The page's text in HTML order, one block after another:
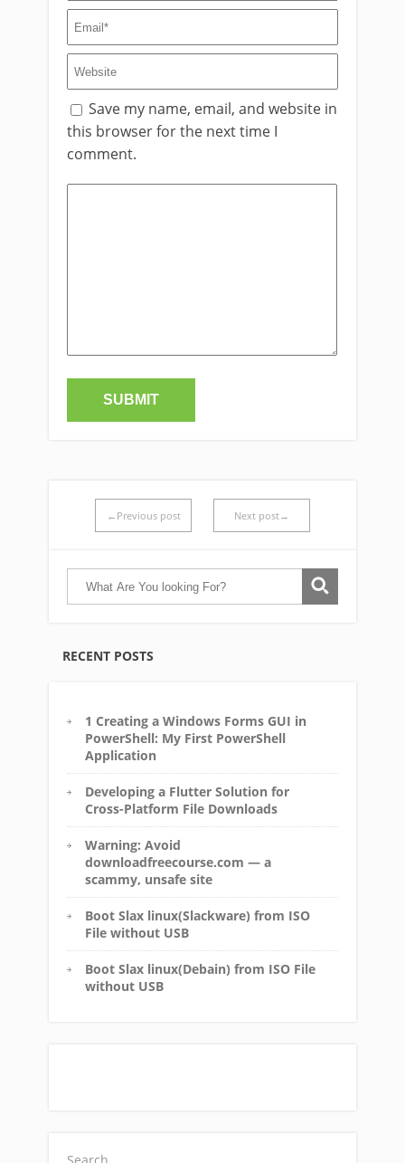
Save my name, email, and website in
this browser for the next time I
comment.
←Previous post Next post→
RECENT POSTS
1 Creating a Windows Forms GUI in
PowerShell: My First PowerShell
Application
Developing a Flutter Solution for
Cross-Platform File Downloads
Warning: Avoid
downloadfreecourse.com — a
scammy, unsafe site
Boot Slax linux(Slackware) from ISO
File without USB
Boot Slax linux(Debain) from ISO File
without USB